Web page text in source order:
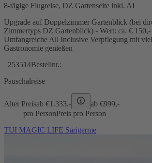
8-tägige Flugreise, DZ Gartenseite inkl. AI
Upgrade auf Doppelzimmer Gartenblick (bei
Zimmertyps DZ Gartenblick) - Wert: ca. €
Umfangreiche All Inclusive Verpflegung mit
Gastronomie genießen
253514Bestellnr.:
Pauschalreise
Alter Preisab €1.333,- ab €999,-
pro PersonPreis pro Person
TUI MAGIC LIFE Sarigerme